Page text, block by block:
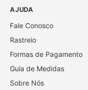
AJUDA
Fale Conosco
Rastreio
Formas de Pagamento
Guia de Medidas
Sobre Nós